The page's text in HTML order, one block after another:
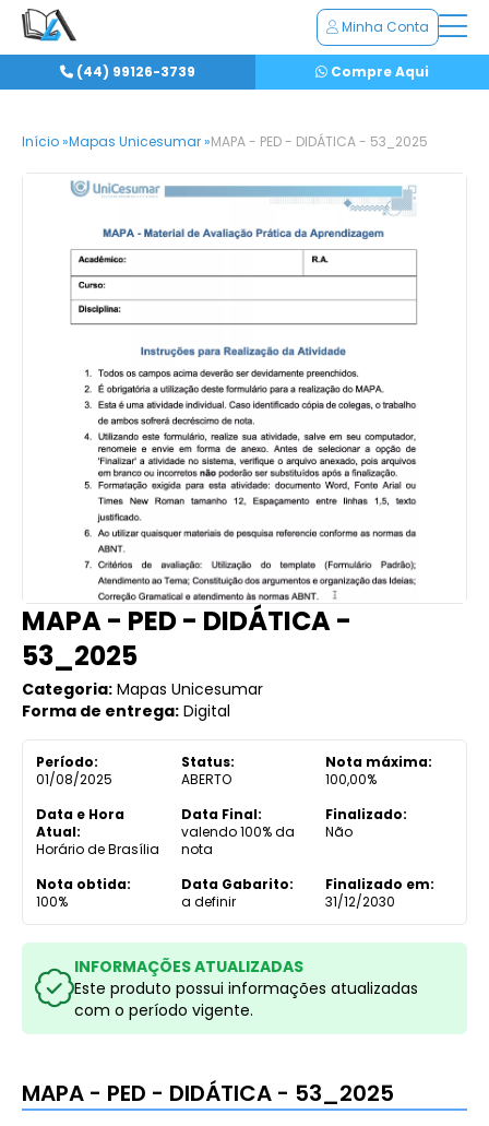
Minha Conta
(44) 99126-3739 Compre Aqui
Início »Mapas Unicesumar »MAPA - PED - DIDÁTICA - 53_2025
MAPA - PED - DIDÁTICA -
53_2025
Categoria: Mapas Unicesumar
Forma de entrega: Digital
Período:
01/08/2025
Status:
ABERTO
Nota máxima:
100,00%
Data e Hora
Atual:
Horário de Brasília
Data Final:
valendo 100% da
nota
Finalizado:
Não
Nota obtida:
100%
Data Gabarito:
a definir
Finalizado em:
31/12/2030
INFORMAÇÕES ATUALIZADAS
Este produto possui informações atualizadas
com o período vigente.
MAPA - PED - DIDÁTICA - 53_2025